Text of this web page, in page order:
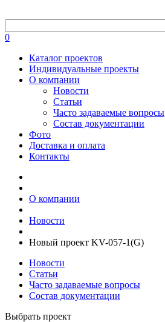
0
Каталог проектов
Индивидуальные проекты
О компании
Новости
Статьи
Часто задаваемые вопросы
Состав документации
Фото
Доставка и оплата
Контакты
О компании
Новости
Новый проект KV-057-1(G)
Новости
Статьи
Часто задаваемые вопросы
Состав документации
Выбрать проект